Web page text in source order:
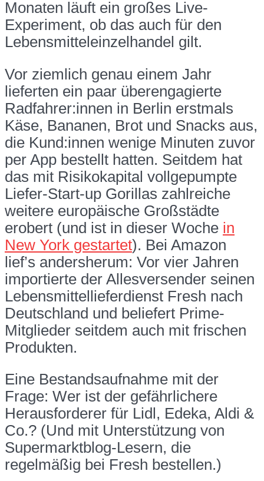
Monaten läuft ein großes Live-
Experiment, ob das auch für den
Lebensmitteleinzelhandel gilt.
Vor ziemlich genau einem Jahr
lieferten ein paar überengagierte
Radfahrer:innen in Berlin erstmals
Käse, Bananen, Brot und Snacks aus,
die Kund:innen wenige Minuten zuvor
per App bestellt hatten. Seitdem hat
das mit Risikokapital vollgepumpte
Liefer-Start-up Gorillas zahlreiche
weitere europäische Großstädte
erobert (und ist in dieser Woche in
New York gestartet). Bei Amazon
lief’s andersherum: Vor vier Jahren
importierte der Allesversender seinen
Lebensmittellieferdienst Fresh nach
Deutschland und beliefert Prime-
Mitglieder seitdem auch mit frischen
Produkten.
Eine Bestandsaufnahme mit der
Frage: Wer ist der gefährlichere
Herausforderer für Lidl, Edeka, Aldi &
Co.? (Und mit Unterstützung von
Supermarktblog-Lesern, die
regelmäßig bei Fresh bestellen.)